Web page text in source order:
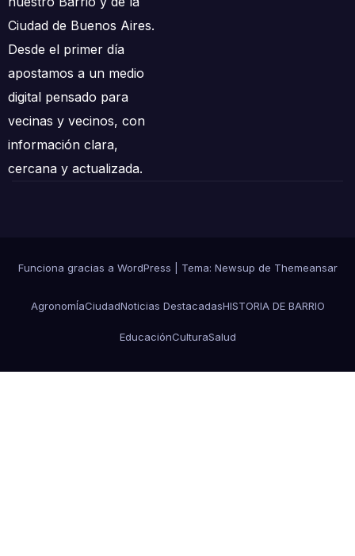
Ciudad de Buenos Aires.
Desde el primer día
apostamos a un medio
digital pensado para
vecinas y vecinos, con
información clara,
cercana y actualizada.
Funciona gracias a WordPress Tema: Newsup de Themeansar
AgronomÍaCiudadNoticias DestacadasHISTORIA DE BARRIO
EducaciónCulturaSalud